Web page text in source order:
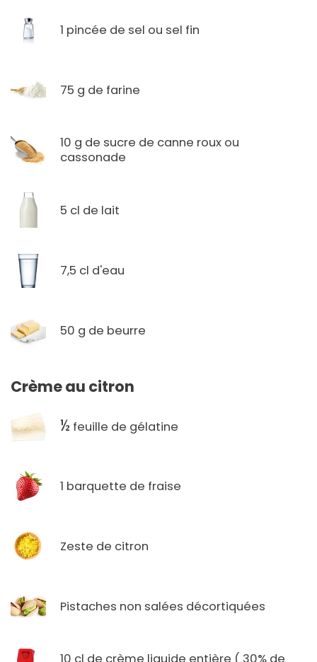
1 pincée de sel ou sel fin
75 g de farine
10 g de sucre de canne roux ou
cassonade
5 cl de lait
7,5 cl d'eau
50 g de beurre
Crème au citron
½ feuille de gélatine
1 barquette de fraise
Zeste de citron
Pistaches non salées décortiquées